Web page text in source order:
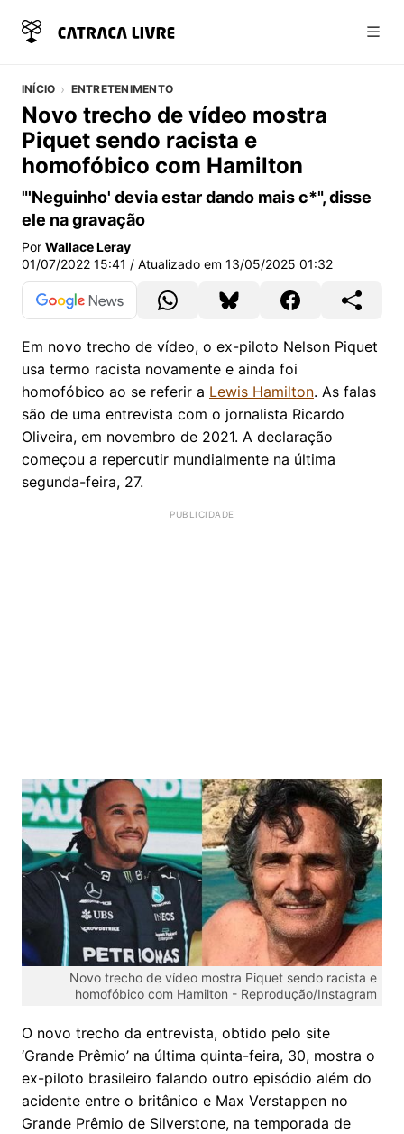
INÍCIO ENTRETENIMENTO
Novo trecho de vídeo mostra
Piquet sendo racista e
homofóbico com Hamilton
"'Neguinho' devia estar dando mais c*", disse
ele na gravação
Por Wallace Leray
01/07/2022 15:41 / Atualizado em 13/05/2025 01:32
Em novo trecho de vídeo, o ex-piloto Nelson Piquet
usa termo racista novamente e ainda foi
homofóbico ao se referir a Lewis Hamilton. As falas
são de uma entrevista com o jornalista Ricardo
Oliveira, em novembro de 2021. A declaração
começou a repercutir mundialmente na última
segunda-feira, 27.
Novo trecho de vídeo mostra Piquet sendo racista e
homofóbico com Hamilton - Reprodução/Instagram
O novo trecho da entrevista, obtido pelo site
‘Grande Prêmio’ na última quinta-feira, 30, mostra o
ex-piloto brasileiro falando outro episódio além do
acidente entre o britânico e Max Verstappen no
Grande Prêmio de Silverstone, na temporada de